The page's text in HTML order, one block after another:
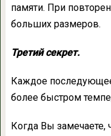
памяти. При
больших размеров.
Третий секрет.
Каждое
более быстром
Когда Вы замечаете,